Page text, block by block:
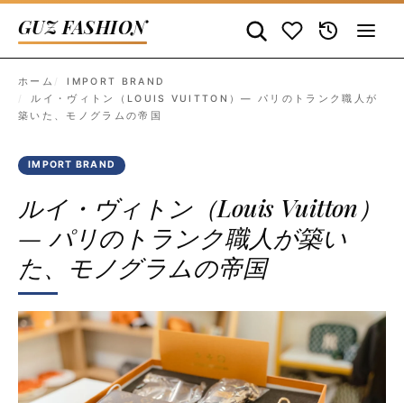
GUZ FASHION
ホーム
IMPORT BRAND
ルイ・ヴィトン（LOUIS VUITTON）— パリのトランク職人が
築いた、モノグラムの帝国
IMPORT BRAND
ルイ・ヴィトン（Louis Vuitton）
— パリのトランク職人が築い
た、モノグラムの帝国